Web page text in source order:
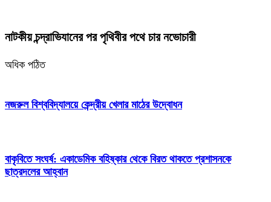
নাটকীয় চন্দ্রাভিযানের পর পৃথিবীর পথে চার নভোচারী
অধিক পঠিত
নজরুল বিশ্ববিদ্যালয়ে কেন্দ্রীয় খেলার মাঠের উদ্বোধন
বাকৃবিতে সংঘর্ষ: একাডেমিক বহিষ্কার থেকে বিরত থাকতে প্রশাসনকে
ছাত্রদলের আহ্বান